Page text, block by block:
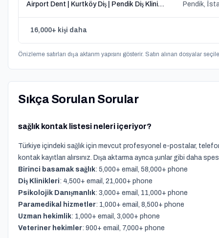
Airport Dent | Kurtköy Diş | Pendik Diş Klinikleri Pendik,
16,000+ kişi daha
Önizleme satırları dışa aktarım yapısını gösterir. Satın alınan dosyalar
Sıkça Sorulan Sorular
sağlık kontak listesi neleri içeriyor?
Türkiye içindeki sağlık için mevcut profesyonel e-postalar,
kontak kayıtları alırsınız. Dışa aktarma ayrıca şunlar gibi daha
Birinci basamak sağlık: 5,000+ email, 58,000+ phone
Diş Klinikleri: 4,500+ email, 21,000+ phone
Psikolojik Danışmanlık: 3,000+ email, 11,000+ phone
Paramedikal hizmetler: 1,000+ email, 8,500+ phone
Uzman hekimlik: 1,000+ email, 3,000+ phone
Veteriner hekimler: 900+ email, 7,000+ phone